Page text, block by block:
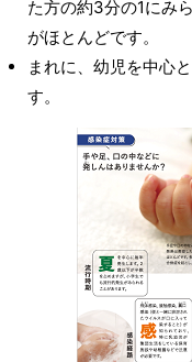
た方の約3分の1にみ
がほとんどです。
まれに、幼児を中心
す。